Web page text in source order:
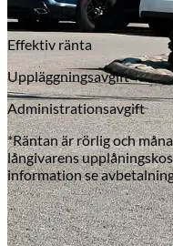
Restvärde
Effektiv ränta
Uppläggningsavgift
Administrationsavgift
*Räntan är rörlig och
långivarens
information se